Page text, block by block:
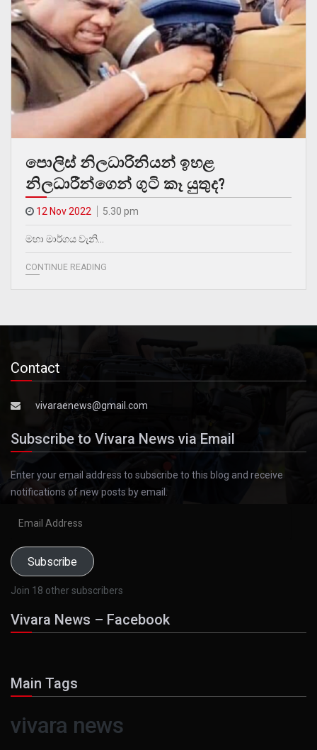
පොලිස් නිලධාරිනියන් ඉහළ
නිලධාරීන්ගෙන් ගුටි කෑ යුතුද?
12 Nov 2022 5.30 pm
මහා මාර්ගය වැනි…
CONTINUE READING
Contact
vivaraenews@gmail.com
Subscribe to Vivara News via Email
Enter your email address to subscribe to this blog and receive
notifications of new posts by email.
Subscribe
Join 18 other subscribers
Vivara News – Facebook
Main Tags
vivara news